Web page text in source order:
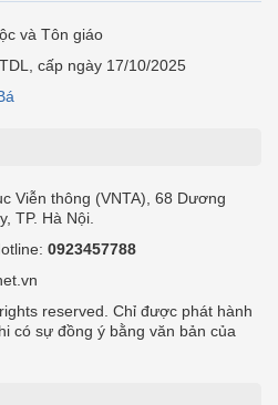
và Tôn giáo
cấp ngày 17/10/2025
Viễn thông (VNTA), 68 Dương
TP. Hà Nội.
0923457788
reserved. Chỉ được phát hành
có sự đồng ý bằng văn bản của